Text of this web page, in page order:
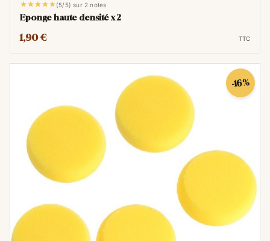
(5/5) sur 2 notes
Eponge haute densité x 2
1,90 € TTC
-16%